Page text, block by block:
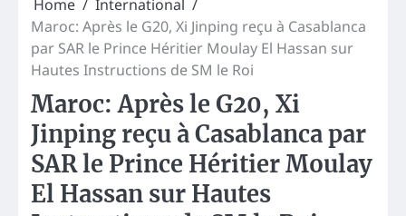
Home
International
Maroc: Après le G20, Xi Jinping reçu à Casablanca
par SAR le Prince Héritier Moulay El Hassan sur
Hautes Instructions de SM le Roi
Maroc: Après le G20, Xi
Jinping reçu à Casablanca par
SAR le Prince Héritier Moulay
El Hassan sur Hautes